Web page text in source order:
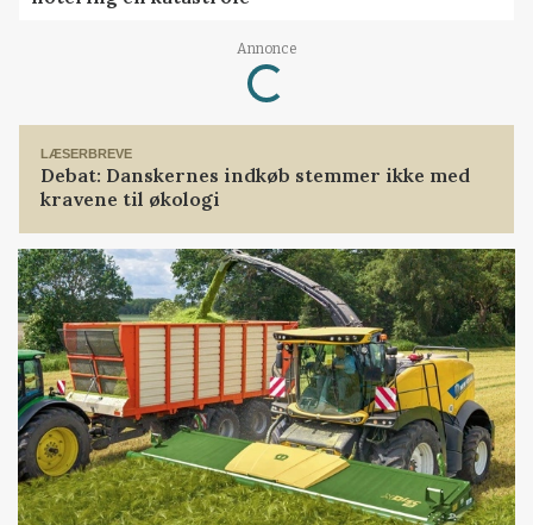
Annonce
Loading...
LÆSERBREVE
Debat: Danskernes indkøb stemmer ikke med
kravene til økologi